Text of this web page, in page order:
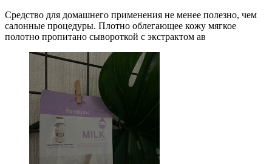
Средство для домашнего применения не менее полезно, чем
салонные процедуры. Плотно облегающее кожу мягкое
полотно пропитано сывороткой с экстрактом ав